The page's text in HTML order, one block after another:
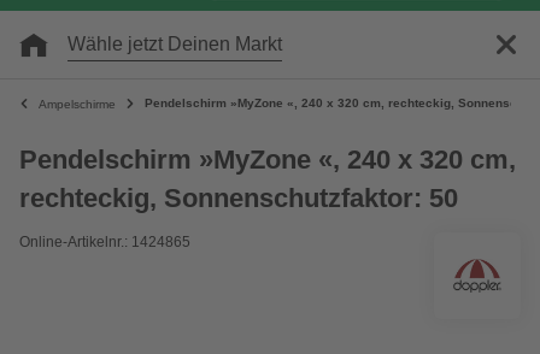
Wähle jetzt Deinen Markt
Ampelschirme Pendelschirm »MyZone «, 240 x 320 cm, rechteckig,
Pendelschirm »MyZone «, 240 x 320 cm,
rechteckig, Sonnenschutzfaktor: 50
Online-Artikelnr.: 1424865